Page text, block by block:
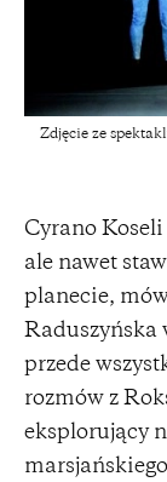
Zdjęcie ze
Cyrano
ale nawet
planecie,
Raduszyńska
przede
rozmów z
eksplorujący